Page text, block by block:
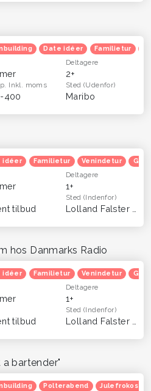
Date idéer Familietur
Deltagere
2+
Inkl. moms
400
Sted(Udenfor)
Maribo
idéer Familietur Venindetur
Deltagere
1+
tilbud
Sted(Indenfor)
hos Danmarks Radio
idéer Familietur Venindetur
Deltagere
1+
tilbud
Sted(Indenfor)
bartender"
Polterabend Julefrokost